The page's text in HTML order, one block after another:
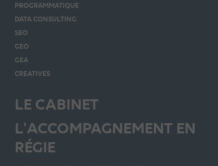
PROGRAMMATIQUE
DATA CONSULTING
SEO
GEO
GEA
CREATIVES
LE CABINET
L'ACCOMPAGNEMENT EN
RÉGIE